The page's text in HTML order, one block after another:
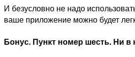
И безусловно не надо
ваше приложение можно будет
Бонус. Пункт номер шесть. Ни в